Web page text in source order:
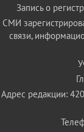
Запись о
СМИ
связи,
Адрес редакции: